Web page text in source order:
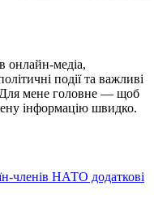
онлайн-медіа,
події та важливі
Для мене головне — щоб
інформацію швидко.
членів НАТО додаткові